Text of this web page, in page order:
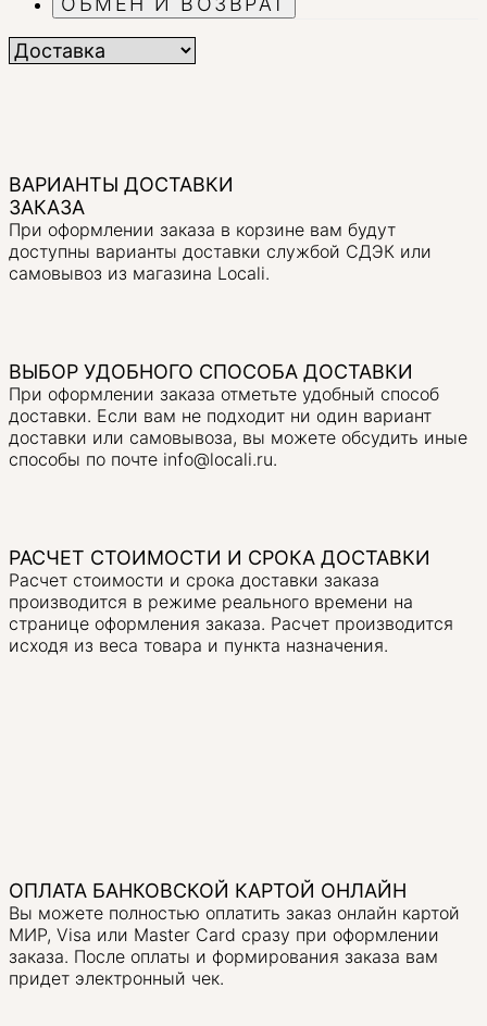
ВАРИАНТЫ ДОСТАВКИ
ЗАКАЗА
При оформлении заказа в корзине вам будут
доступны варианты доставки службой СДЭК или
самовывоз из магазина Locali.
ВЫБОР УДОБНОГО СПОСОБА ДОСТАВКИ
При оформлении заказа отметьте удобный способ
доставки. Если вам не подходит ни один вариант
доставки или самовывоза, вы можете обсудить иные
способы по почте info@locali.ru.
РАСЧЕТ СТОИМОСТИ И СРОКА ДОСТАВКИ
Расчет стоимости и срока доставки заказа
производится в режиме реального времени на
странице оформления заказа. Расчет производится
исходя из веса товара и пункта назначения.
ОПЛАТА БАНКОВСКОЙ КАРТОЙ ОНЛАЙН
Вы можете полностью оплатить заказ онлайн картой
МИР, Visa или Master Card сразу при оформлении
заказа. После оплаты и формирования заказа вам
придет электронный чек.